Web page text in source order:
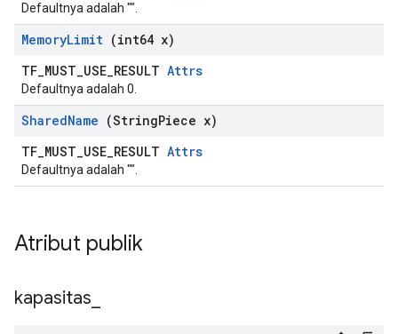
Defaultnya adalah "".
MemoryLimit (int64 x)
TF_MUST_USE_RESULT Attrs
Defaultnya adalah 0.
SharedName (StringPiece x)
TF_MUST_USE_RESULT Attrs
Defaultnya adalah "".
Atribut publik
kapasitas